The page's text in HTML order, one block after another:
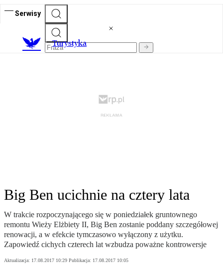
Serwisy
Turystyka
Big Ben ucichnie na cztery lata
W trakcie rozpoczynającego się w poniedziałek gruntownego
remontu Wieży Elżbiety II, Big Ben zostanie poddany szczegółowej
renowacji, a w efekcie tymczasowo wyłączony z użytku.
Zapowiedź cichych czterech lat wzbudza poważne kontrowersje
Aktualizacja: 17.08.2017 10:29 Publikacja: 17.08.2017 10:05